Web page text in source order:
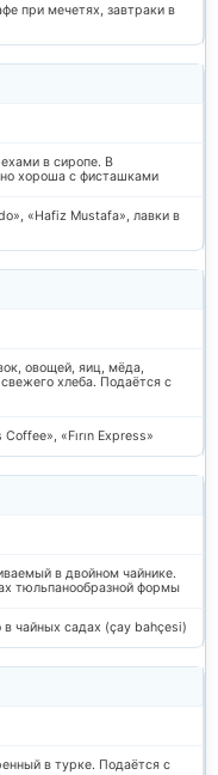
при мечетях, завтраки в
в сиропе. В
хороша с фисташками
«Hafiz Mustafa», лавки в
овощей, яиц, мёда,
хлеба. Подаётся с
«Fırın Express»
в двойном чайнике.
тюльпанообразной формы
чайных садах (çay bahçesi)
в турке. Подаётся с